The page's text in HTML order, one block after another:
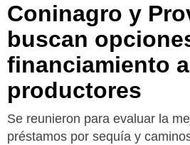
Coninagro y
buscan
financiamiento a
productores
Se reunieron para evaluar la
préstamos por sequía y